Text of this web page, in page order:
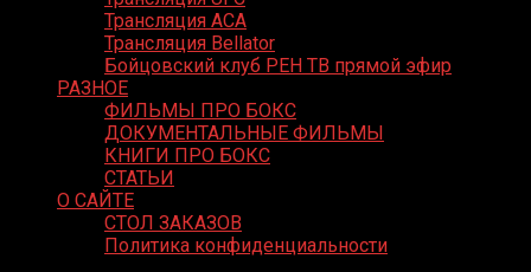
Трансляция ACA
Трансляция Bellator
Бойцовский клуб РЕН ТВ прямой эфир
РАЗНОЕ
ФИЛЬМЫ ПРО БОКС
ДОКУМЕНТАЛЬНЫЕ ФИЛЬМЫ
КНИГИ ПРО БОКС
СТАТЬИ
О САЙТЕ
СТОЛ ЗАКАЗОВ
Политика конфиденциальности